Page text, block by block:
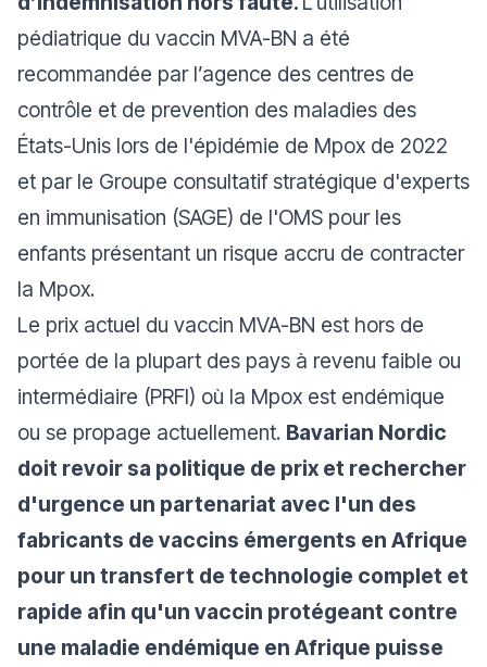
pédiatrique du vaccin MVA-BN a été
recommandée par l’agence des centres de
contrôle et de prevention des maladies des
États-Unis lors de l'épidémie de Mpox de 2022
et par le Groupe consultatif stratégique d'experts
en immunisation (SAGE) de l'OMS pour les
enfants présentant un risque accru de contracter
la Mpox.
Le prix actuel du vaccin MVA-BN est hors de
portée de la plupart des pays à revenu faible ou
intermédiaire (PRFI) où la Mpox est endémique
ou se propage actuellement. Bavarian Nordic
doit revoir sa politique de prix et rechercher
d'urgence un partenariat avec l'un des
fabricants de vaccins émergents en Afrique
pour un transfert de technologie complet et
rapide afin qu'un vaccin protégeant contre
une maladie endémique en Afrique puisse